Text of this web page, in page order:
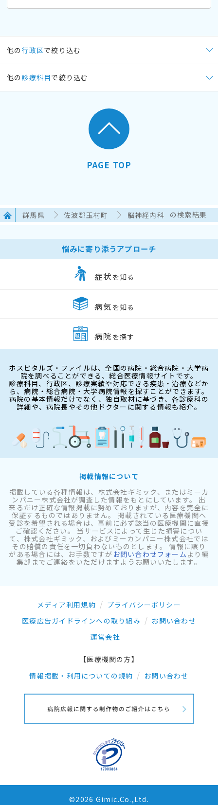
他の行政区で絞り込む
他の 診療科目で絞り込む
PAGE TOP
群馬県 佐波郡玉村町 脳神経内科 の検索結果
悩みに寄り添うアプローチ
症状 を知る
病気 を知る
病院 を探す
ホスピタルズ・ファイルは、全国の病院・総合病院・大学病
院を調べることができる、総合医療情報サイトです。
診療科目、行政区、診療実績や対応できる疾患・治療などか
ら、病院・総合病院・大学病院情報を探すことができます。
病院の基本情報だけでなく、独自取材に基づき、各診療科の
詳細や、病院長やその他ドクターに関する情報も紹介。
掲載情報について
掲載している各種情報は、株式会社ギミック、またはミーカ
ンパニー株式会社が調査した情報をもとにしています。 出
来るだけ正確な情報掲載に努めておりますが、内容を完全に
保証するものではありません。 掲載されている医療機関へ
受診を希望される場合は、事前に必ず該当の医療機関に直接
ご確認ください。 当サービスによって生じた損害につい
て、株式会社ギミック、およびミーカンパニー株式会社では
その賠償の責任を一切負わないものとします。 情報に誤り
がある場合には、お手数ですが お問い合わせフォーム より編
集部までご連絡をいただけますようお願いいたします。
メディア利用規約
プライバシーポリシー
医療広告ガイドラインへの取り組み
お問い合わせ
運営会社
【医療機関の方】
情報掲載・利用についての規約
お問い合わせ
©2026 Gimic.Co.,Ltd.